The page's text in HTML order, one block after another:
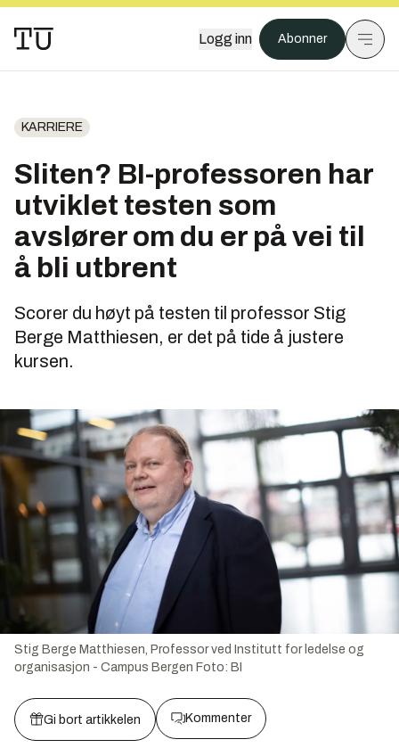
Logg inn Abonner
KARRIERE
Sliten? BI-professoren har
utviklet testen som
avslører om du er på vei til
å bli utbrent
Scorer du høyt på testen til professor Stig
Berge Matthiesen, er det på tide å justere
kursen.
Stig Berge Matthiesen, Professor ved Institutt for ledelse og
organisasjon - Campus Bergen Foto: BI
Gi bort artikkelen Kommenter